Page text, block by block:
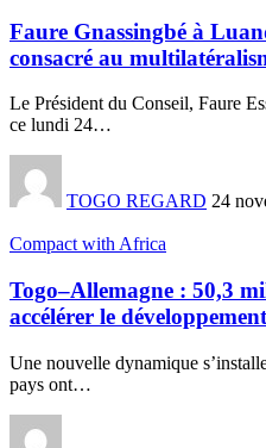
Faure Gnassingbé à
consacré au
Le Président du Conseil, Faure
ce lundi 24…
TOGO REGARD 24
Compact with Africa
Togo–Allemagne : 50,3
accélérer le
Une nouvelle dynamique
pays ont…